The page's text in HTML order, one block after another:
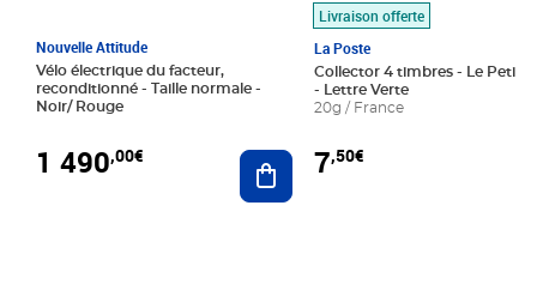
Nouvelle Attitude
Vélo électrique du facteur,
reconditionné - Taille normale -
Noir/ Rouge
1 490,00€ Ajouter au panier
Livraison offerte
La Poste
Collector 4 timbres - Le Petit
- Lettre Verte
20g / France
7,50€